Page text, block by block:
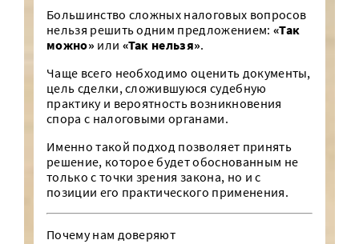
Большинство сложных налоговых вопросов
нельзя решить одним предложением: «Так
можно» или «Так нельзя».
Чаще всего необходимо оценить документы,
цель сделки, сложившуюся судебную
практику и вероятность возникновения
спора с налоговыми органами.
Именно такой подход позволяет принять
решение, которое будет обоснованным не
только с точки зрения закона, но и с
позиции его практического применения.
Почему нам доверяют